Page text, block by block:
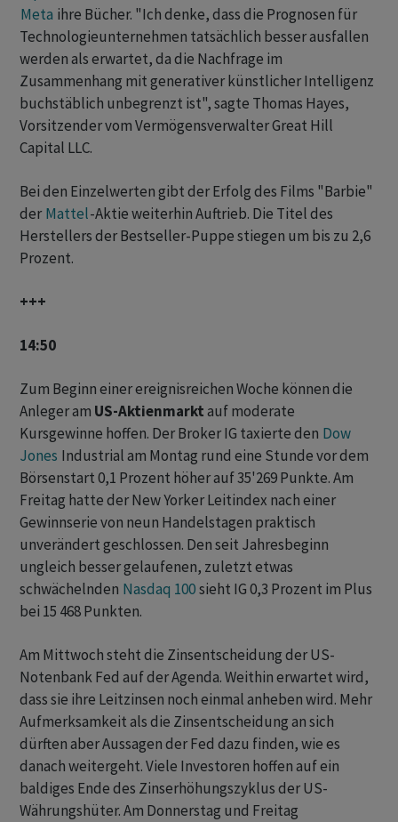
Meta ihre Bücher. "Ich denke, dass die Prognosen für
Technologieunternehmen tatsächlich besser ausfallen
werden als erwartet, da die Nachfrage im
Zusammenhang mit generativer künstlicher Intelligenz
buchstäblich unbegrenzt ist", sagte Thomas Hayes,
Vorsitzender vom Vermögensverwalter Great Hill
Capital LLC.
Bei den Einzelwerten gibt der Erfolg des Films "Barbie"
der Mattel-Aktie weiterhin Auftrieb. Die Titel des
Herstellers der Bestseller-Puppe stiegen um bis zu 2,6
Prozent.
+++
14:50
Zum Beginn einer ereignisreichen Woche können die
Anleger am US-Aktienmarktauf moderate
Kursgewinne hoffen. Der Broker IG taxierte den Dow
Jones Industrial am Montag rund eine Stunde vor dem
Börsenstart 0,1 Prozent höher auf 35'269 Punkte. Am
Freitag hatte der New Yorker Leitindex nach einer
Gewinnserie von neun Handelstagen praktisch
unverändert geschlossen. Den seit Jahresbeginn
ungleich besser gelaufenen, zuletzt etwas
schwächelnden Nasdaq 100sieht IG 0,3 Prozent im Plus
bei 15 468 Punkten.
Am Mittwoch steht die Zinsentscheidung der US-
Notenbank Fed auf der Agenda. Weithin erwartet wird,
dass sie ihre Leitzinsen noch einmal anheben wird. Mehr
Aufmerksamkeit als die Zinsentscheidung an sich
dürften aber Aussagen der Fed dazu finden, wie es
danach weitergeht. Viele Investoren hoffen auf ein
baldiges Ende des Zinserhöhungszyklus der US-
Währungshüter. Am Donnerstag und Freitag